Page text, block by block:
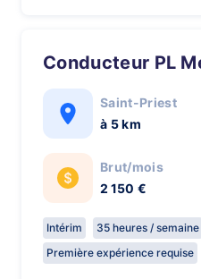
Conducteur PL
Saint-Priest
à 5 km
Brut/mois
2 150 €
Intérim
35 heures / semaine
Première expérience requise